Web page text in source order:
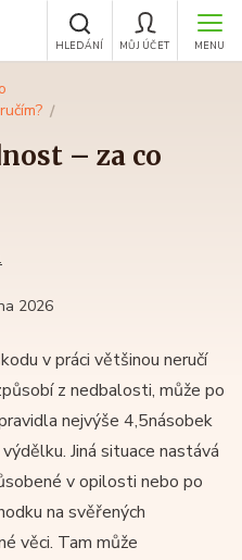
MENU
MŮJ ÚČET
HLEDÁNÍ
– za co
2026
v práci většinou neručí
z nedbalosti, může po
nejvýše 4,5násobek
Jiná situace nastává
v opilosti nebo po
na svěřených
věci. Tam může